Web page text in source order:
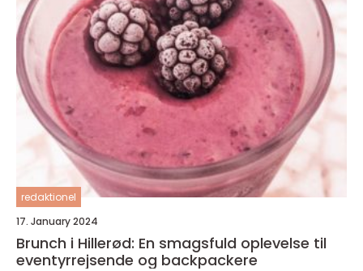
redaktionel
17. January 2024
Brunch i Hillerød: En smagsfuld oplevelse til
eventyrrejsende og backpackere